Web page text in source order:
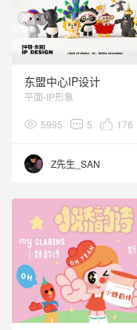
东盟中心IP设计
平面-IP形象
5995 5 176
Z先生_SAN